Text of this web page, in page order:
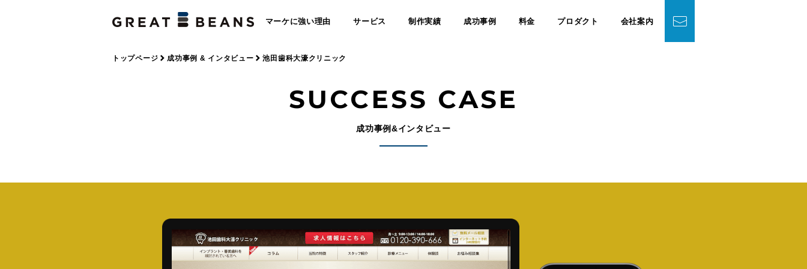
マーケに強い理由 サービス 制作実績 成功事例 料金 プロダクト 会社案内
トップページ 成功事例 & インタビュー 池田歯科大濠クリニック
SUCCESS CASE
成功事例&インタビュー